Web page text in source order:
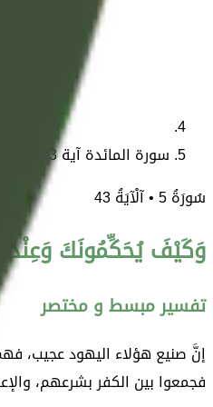
سورة المائدة آية 43
سُورَةُ5• آلْآيَةُ43
وَكَيْفَ يُحَكِّمُونَكَ
تفسير مبسط و مختصر
إنَّ صنيع هؤلاء اليهود عجيب،
فجمعوا بين الكفر بشرعهم،